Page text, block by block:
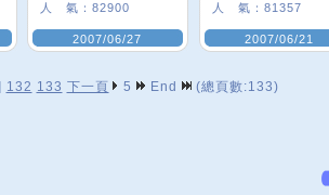
人 氣： 82900
2007/06/27
人 氣： 81357
2007/06/21
132 133 下一頁 5 End (總頁數:133)